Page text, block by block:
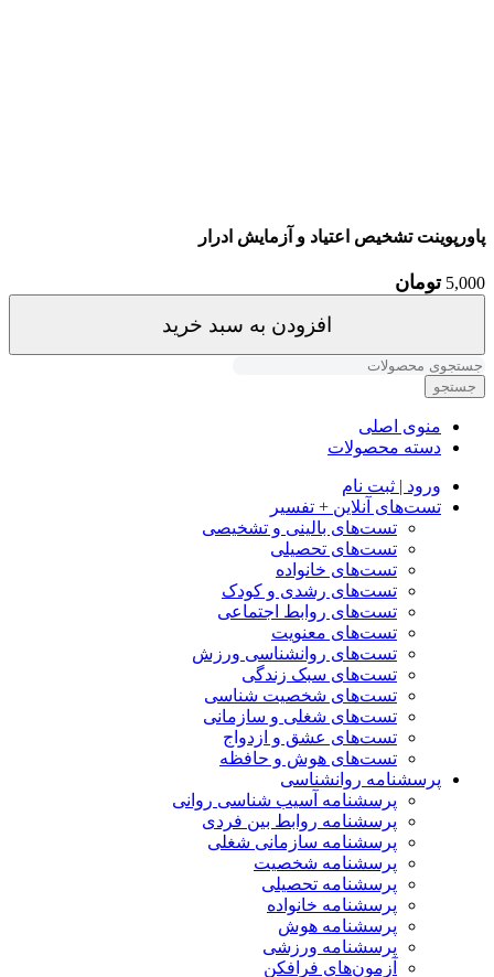
پاورپوینت تشخیص اعتیاد و آزمایش ادرار
5,000 تومان
افزودن به سبد خرید
جستجو
منوی اصلی
دسته محصولات
ورود | ثبت نام
تست‌های آنلاین + تفسیر
تست‌های بالینی و تشخیصی
تست‌های تحصیلی
تست‌های خانواده
تست‌های رشدی و کودک
تست‌های روابط اجتماعی
تست‌های معنویت
تست‌های روانشناسی ورزش
تست‌های سبک زندگی
تست‌های شخصیت شناسی
تست‌های شغلی و سازمانی
تست‌های عشق و ازدواج
تست‌های هوش و حافظه
پرسشنامه روانشناسی
پرسشنامه آسیب شناسی روانی
پرسشنامه روابط بین فردی
پرسشنامه سازمانی شغلی
پرسشنامه شخصیت
پرسشنامه تحصیلی
پرسشنامه خانواده
پرسشنامه هوش
پرسشنامه ورزشی
آزمون‌های فرافکن